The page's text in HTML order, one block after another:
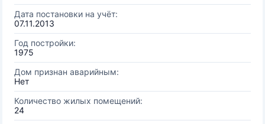
Дата постановки на учёт:
07.11.2013
Год постройки:
1975
Дом признан аварийным:
Нет
Количество жилых помещений:
24